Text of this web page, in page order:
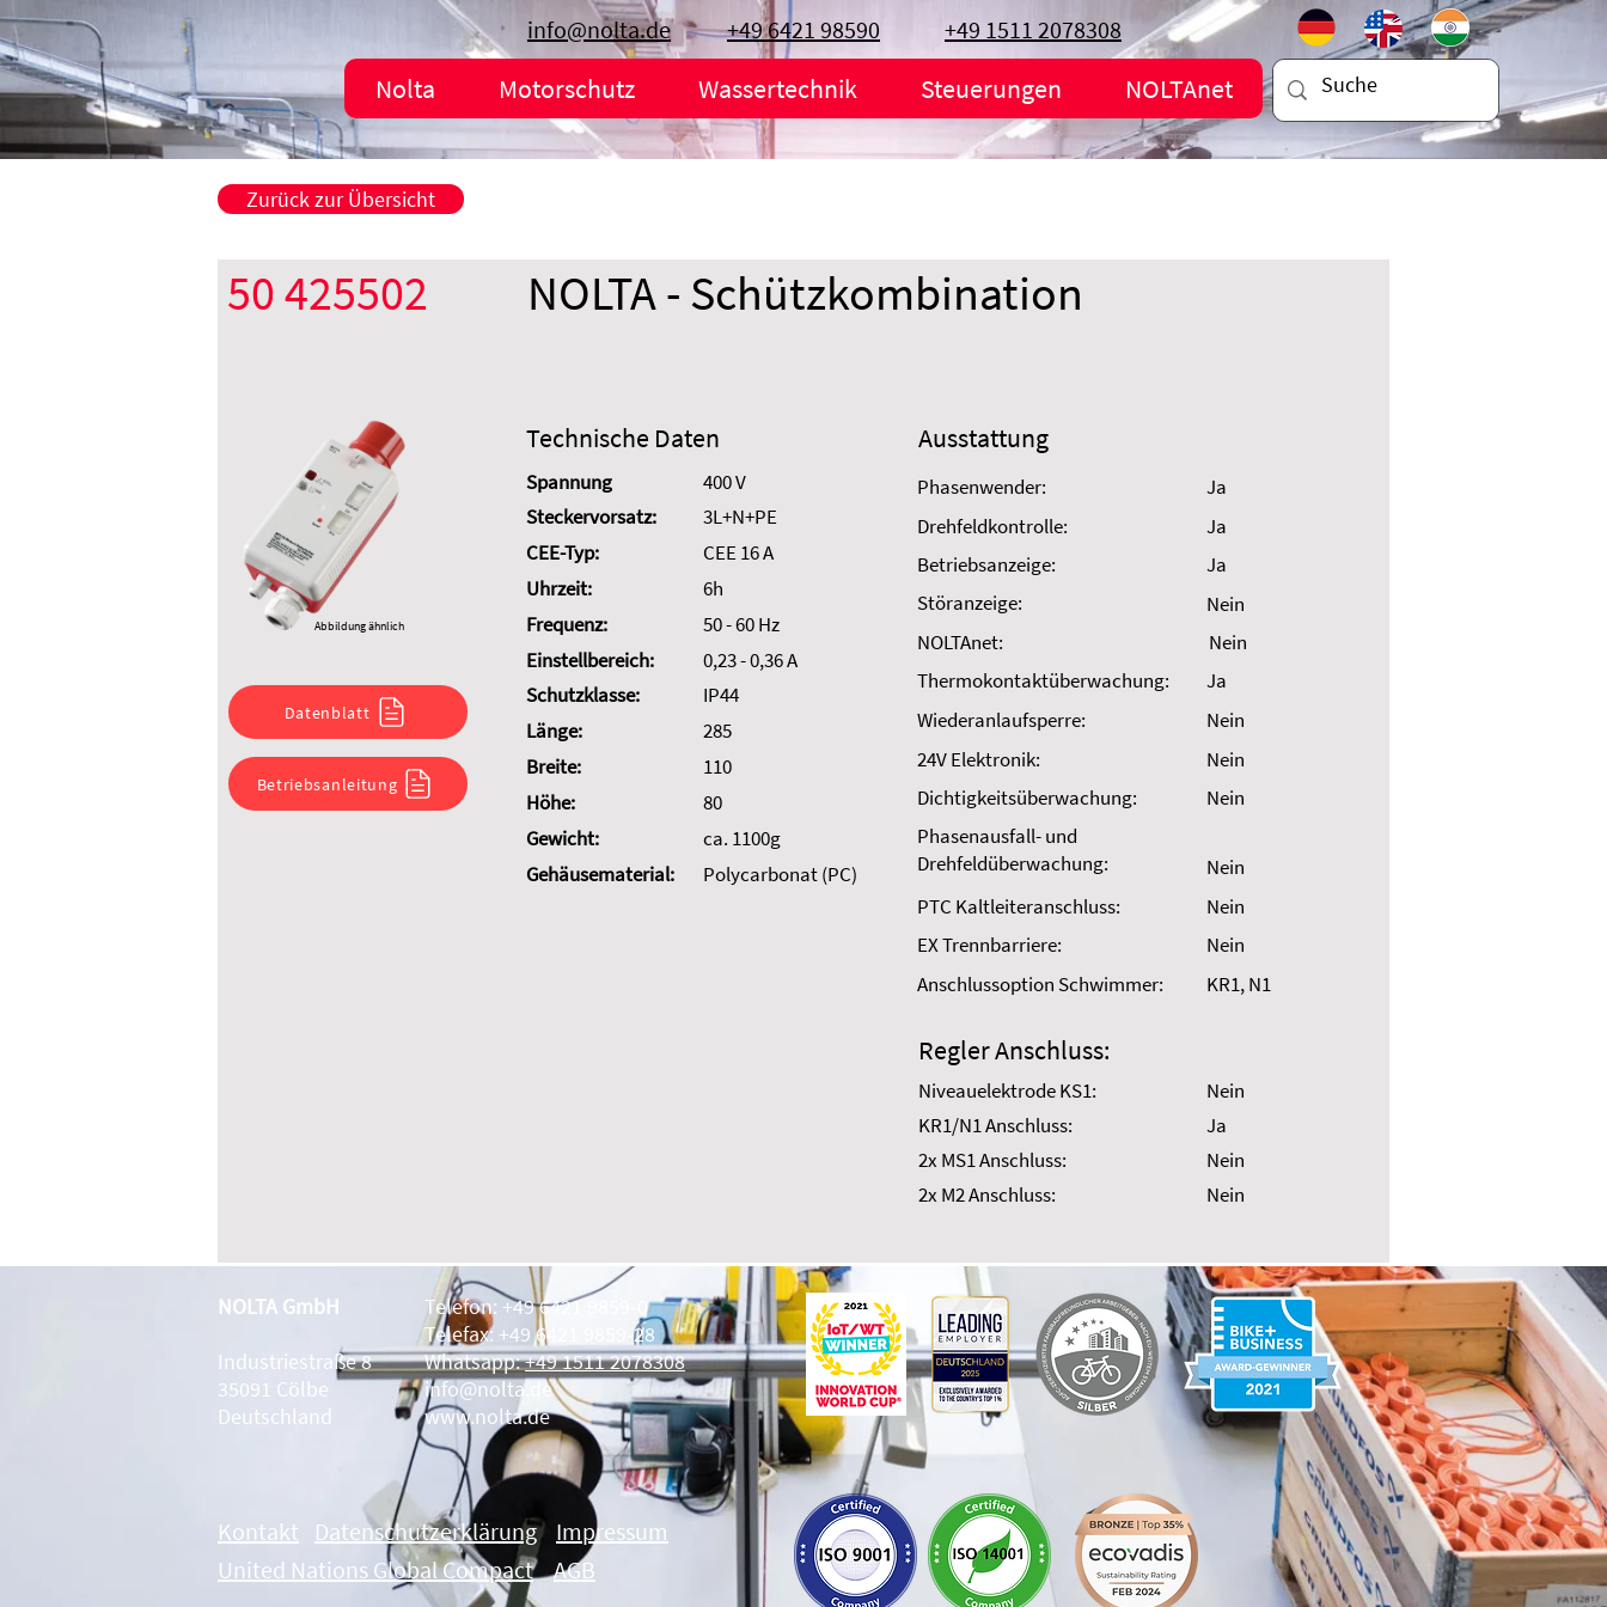
Nolta Motorschutz Wassertechnik Steuerungen NOLTAnet
info@nolta.de +49 6421 98590 +49 1511 2078308
Zurück zur Übersicht
50 425502 NOLTA - Schützkombination
Abbildung ähnlich
Datenblatt
Betriebsanleitung
Technische Daten
Spannung
Steckervorsatz:
CEE-Typ:
Uhrzeit:
Frequenz:
Einstellbereich:
Schutzklasse:
Länge:
Breite:
Höhe:
Gewicht:
Gehäusematerial:
400 V
3L+N+PE
CEE 16 A
6h
50 - 60 Hz
0,23 - 0,36 A
IP44
285
110
80
ca. 1100g
Polycarbonat (PC)
Ausstattung
Phasenwender:
Drehfeldkontrolle:
Betriebsanzeige:
Störanzeige:
NOLTAnet:
Thermokontaktüberwachung:
Wiederanlaufsperre:
24V Elektronik:
Dichtigkeitsüberwachung:
Phasenausfall- und
Drehfeldüberwachung:
PTC Kaltleiteranschluss:
EX Trennbarriere:
Anschlussoption Schwimmer:
Ja
Ja
Ja
Nein
Nein
Ja
Nein
Nein
Nein
Nein
Nein
Nein
KR1, N1
Regler Anschluss:
Niveauelektrode KS1:
KR1/N1 Anschluss:
2x MS1 Anschluss:
2x M2 Anschluss:
Nein
Ja
Nein
Nein
NOLTA GmbH
Industriestraße 8
35091 Cölbe
Deutschland
Telefon: +49 6421 9859-0
Telefax: +49 6421 9859-28
Whatsapp:+49 1511 2078308
info@nolta.de
www.nolta.de
Kontakt Datenschutzerklärung
Impressum
United Nations Global Compact
AGB